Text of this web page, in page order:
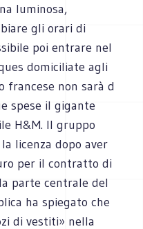
luminosa,
gli orari di
poi entrare nel
domiciliate agli
francese non sarà d
spese il gigante
H&M. Il gruppo
licenza dopo aver
per il contratto di
parte centrale del
ha spiegato che
di vestiti» nella